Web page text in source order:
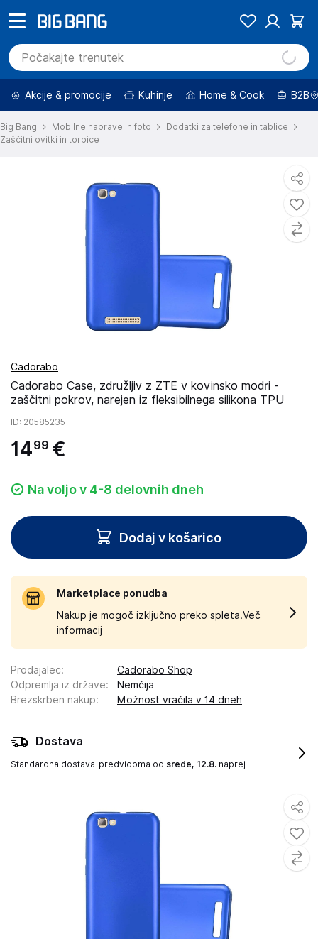
Akcije & promocije Kuhinje Home & Cook B2B
Big Bang Mobilne naprave in foto
Dodatki za telefone in tablice
Zaščitni ovitki in torbice
Cadorabo
Cadorabo Case, združljiv z ZTE v kovinsko modri -
zaščitni pokrov, narejen iz fleksibilnega silikona TPU
ID: 20585235
1499 €
Na voljo v 4-8 delovnih dneh
Dodaj v košarico
Marketplace ponudba
Nakup je mogoč izključno preko spleta.Več
informacij
Prodajalec:
Cadorabo Shop
Odpremlja iz države:
Nemčija
Brezskrben nakup: Možnost vračila v 14 dneh
Dostava
Standardna dostava predvidoma od srede, 12.8. naprej